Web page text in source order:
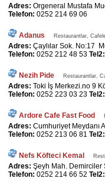
Adres: Orgeneral Mustafa
Telefon: 0252 214 69 06
Adanus Restaurantlar,
Adres: Çaylılar Sok. No:17
Telefon: 0252 212 48 53 Tel2:
Nezih Pide Restaurantlar,
Adres: Toki İş Merkezi.no 9
Telefon: 0252 223 03 23 Tel2:
Ardore Cafe Fast Food
Adres: Cumhuriyet Meydanı
Telefon: 0252 213 06 81 Tel2:
Nefs Köfteci Kemal
Adres: Şeyh Mah.
Telefon: 0252 214 66 52 Tel2: